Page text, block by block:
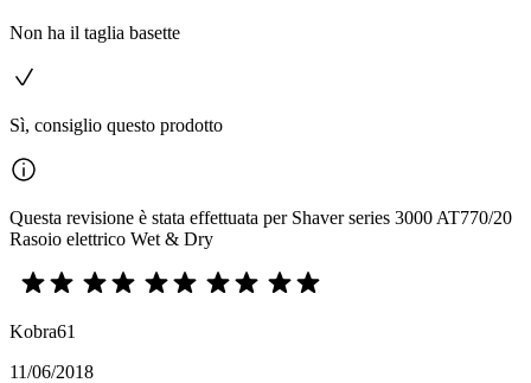
Non ha il taglia basette
Sì, consiglio questo prodotto
Questa revisione è stata effettuata per Shaver series 3000 AT770/20
Rasoio elettrico Wet & Dry
Kobra61
11/06/2018